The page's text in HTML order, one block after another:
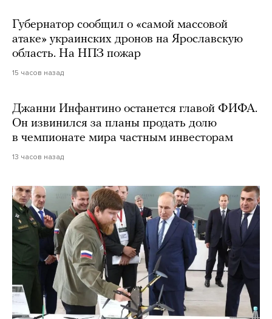
Губернатор сообщил о «самой массовой
атаке» украинских дронов на Ярославскую
область. На НПЗ пожар
15 часов назад
Джанни Инфантино останется главой ФИФА.
Он извинился за планы продать долю
в чемпионате мира частным инвесторам
13 часов назад